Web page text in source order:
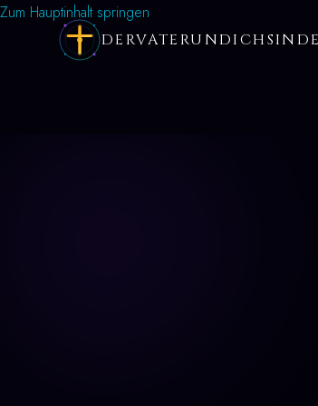
Zum Hauptinhalt springen